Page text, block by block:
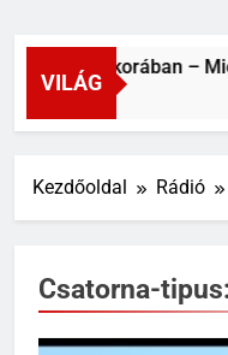
VILÁG
korában – Miért
Kezdőoldal Rádió
Csatorna-tipus: